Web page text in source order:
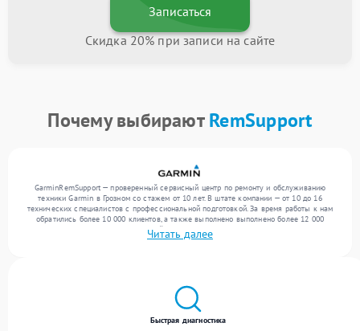
Записаться
Скидка 20% при записи на сайте
Почему выбираютRemSupport
GarminRemSupport — проверенный сервисный центр по ремонту и обслуживанию
техники Garmin в Грозном со стажем от 10 лет. В штате компании — от 10 до 16
технических специалистов с профессиональной подготовкой. За время работы к нам
обратились более 10 000 клиентов, а также выполнено выполнено более 12 000
ремонтов. Ежемесячно в сервисный центр поступает свыше 300 единиц техники,
включая , , . Мы беремся за задачи любой сложности и предлагаем стабильный
Читать далее
Быстрая диагностика